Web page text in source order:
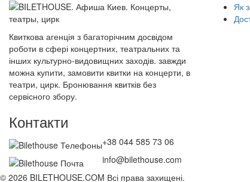
Квиткова агенція з багаторічним досвідом
роботи в сфері концертних, театральних та
інших культурно-видовищних заходів. завжди
можна купити, замовити квитки на концерти, в
театри, цирк. Бронювання квитків без
сервісного збору.
Контакти
+38 044 585 73 06
info@bilethouse.com
Як
© 2026 BILETHOUSE.COM Всі права захищені.